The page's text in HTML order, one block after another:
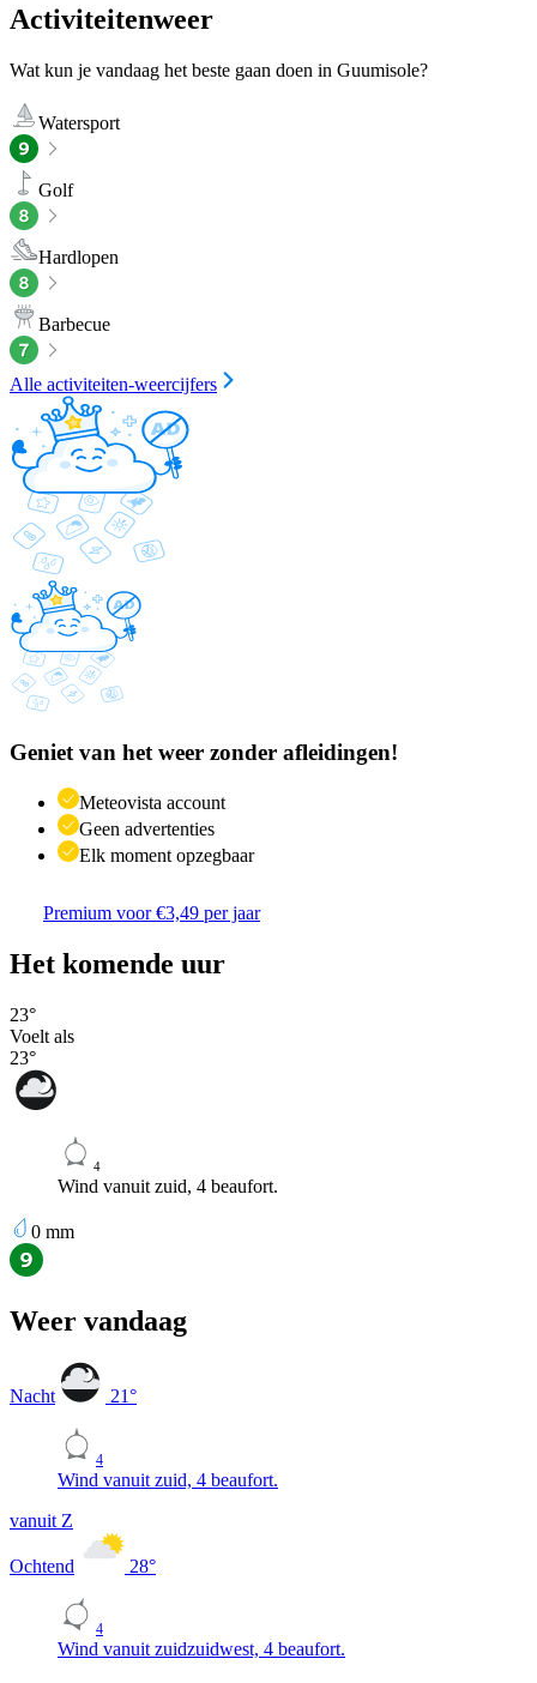
Activiteitenweer
Wat kun je vandaag het beste gaan doen in Guumisole?
Watersport
Golf
Hardlopen
Barbecue
Alle activiteiten-weercijfers
Geniet van het weer zonder afleidingen!
Meteovista account
Geen advertenties
Elk moment opzegbaar
Premium voor €3,49 per jaar
Het komende uur
23°
Voelt als
23°
4
Wind vanuit zuid, 4 beaufort.
0 mm
Weer vandaag
Nacht 21°
4
Wind vanuit zuid, 4 beaufort.
vanuit Z
Ochtend 28°
4
Wind vanuit zuidzuidwest, 4 beaufort.